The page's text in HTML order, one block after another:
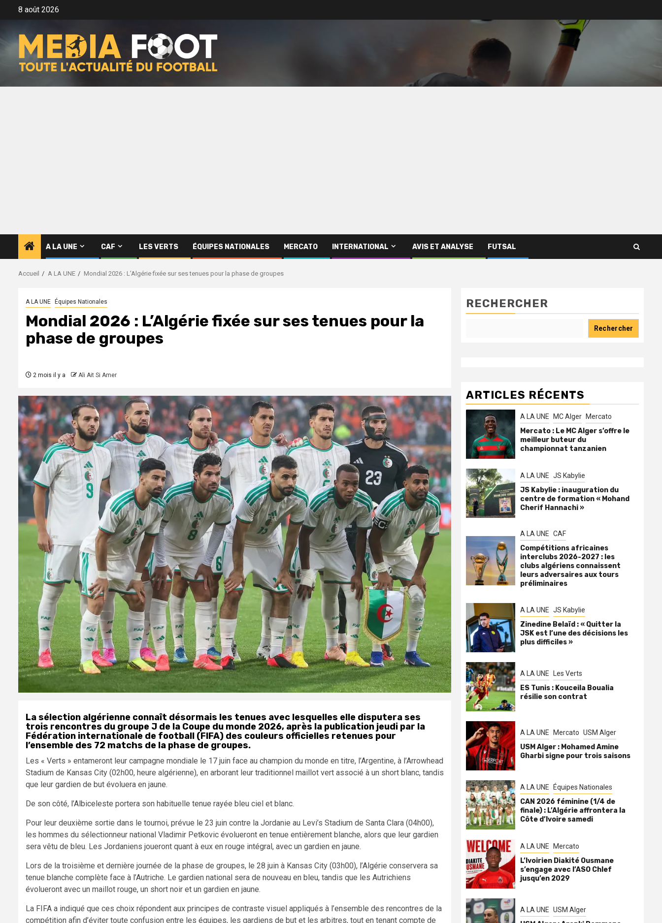
8 août 2026
A LA UNE CAF LES VERTS ÉQUIPES NATIONALES MERCATO INTERNATIONAL AVIS ET ANALYSE FUTSAL
Accueil A LA UNE Mondial 2026 : L’Algérie fixée sur ses tenues pour la phase de groupes
A LA UNE Équipes Nationales
Mondial 2026 : L’Algérie fixée sur ses tenues pour la
phase de groupes
2 mois il y a Ali Ait Si Amer
La sélection algérienne connaît désormais les tenues avec lesquelles elle disputera ses
trois rencontres du groupe J de la Coupe du monde 2026, après la publication jeudi par la
Fédération internationale de football (FIFA) des couleurs officielles retenues pour
l’ensemble des 72 matchs de la phase de groupes.
Les « Verts » entameront leur campagne mondiale le 17 juin face au champion du monde en titre, l’Argentine, à l’Arrowhead
Stadium de Kansas City (02h00, heure algérienne), en arborant leur traditionnel maillot vert associé à un short blanc, tandis
que leur gardien de but évoluera en jaune.
De son côté, l’Albiceleste portera son habituelle tenue rayée bleu ciel et blanc.
Pour leur deuxième sortie dans le tournoi, prévue le 23 juin contre la Jordanie au Levi’s Stadium de Santa Clara (04h00),
les hommes du sélectionneur national Vladimir Petkovic évolueront en tenue entièrement blanche, alors que leur gardien
sera vêtu de bleu. Les Jordaniens joueront quant à eux en rouge intégral, avec un gardien en jaune.
Lors de la troisième et dernière journée de la phase de groupes, le 28 juin à Kansas City (03h00), l’Algérie conservera sa
tenue blanche complète face à l’Autriche. Le gardien national sera de nouveau en bleu, tandis que les Autrichiens
évolueront avec un maillot rouge, un short noir et un gardien en jaune.
La FIFA a indiqué que ces choix répondent aux principes de contraste visuel appliqués à l’ensemble des rencontres de la
compétition afin d’éviter toute confusion entre les équipes, les gardiens de but et les arbitres, tout en tenant compte de
RECHERCHER
Rechercher
ARTICLES RÉCENTS
A LA UNE MC Alger Mercato
Mercato : Le MC Alger s’offre le
meilleur buteur du
championnat tanzanien
A LA UNE JS Kabylie
JS Kabylie : inauguration du
centre de formation « Mohand
Cherif Hannachi »
A LA UNE CAF
Compétitions africaines
interclubs 2026-2027 : les
clubs algériens connaissent
leurs adversaires aux tours
préliminaires
A LA UNE JS Kabylie
Zinedine Belaïd : « Quitter la
JSK est l’une des décisions les
plus difficiles »
A LA UNE Les Verts
ES Tunis : Kouceila Boualia
résilie son contrat
A LA UNE Mercato USM Alger
USM Alger : Mohamed Amine
Gharbi signe pour trois saisons
A LA UNE Équipes Nationales
CAN 2026 féminine (1/4 de
finale) : L’Algérie affrontera la
Côte d’Ivoire samedi
A LA UNE Mercato
L’Ivoirien Diakité Ousmane
s’engage avec l’ASO Chlef
jusqu’en 2029
A LA UNE USM Alger